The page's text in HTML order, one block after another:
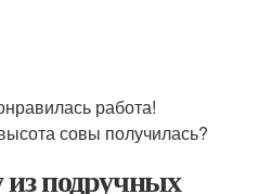
работа!
совы получилась?
из подручных